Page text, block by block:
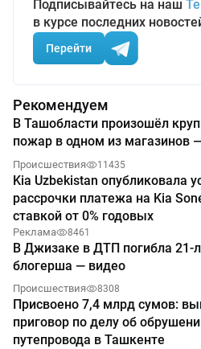
Подписывайтесь на наш
в курсе последних
Перейти
Рекомендуем
В Ташобласти произошёл
пожар в одном из магазинов
Происшествия 11435
Kia Uzbekistan опубликовала
рассрочки платежа на Kia
ставкой от 0% годовых
Реклама 8461
В Джизаке в ДТП погибла 21-
блогерша — видео
Происшествия 8308
Присвоено 7,4 млрд сумов:
приговор по делу об
путепровода в Ташкенте